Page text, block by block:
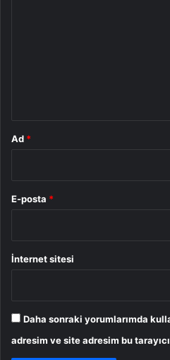
Ad *
E-posta *
İnternet sitesi
Daha sonraki yorumlarımda
adresim ve site adresim bu